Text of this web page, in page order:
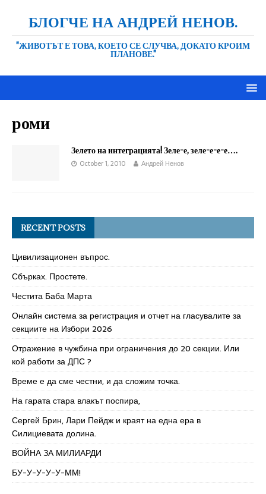
БЛОГЧЕ НА АНДРЕЙ НЕНОВ.
"ЖИВОТЪТ Е ТОВА, КОЕТО СЕ СЛУЧВА, ДОКАТО КРОИМ
ПЛАНОВЕ."
роми
Зелето на интеграцията! Зеле-е, зеле-е-е-е….
October 1, 2010 Андрей Ненов
RECENT POSTS
Цивилизационен въпрос.
Сбърках. Простете.
Честита Баба Марта
Онлайн система за регистрация и отчет на гласувалите за
секциите на Избори 2026
Отражение в чужбина при ограничения до 20 секции. Или
кой работи за ДПС ?
Време е да сме честни, и да сложим точка.
На гарата стара влакът поспира,
Сергей Брин, Лари Пейдж и краят на една ера в
Силициевата долина.
ВОЙНА ЗА МИЛИАРДИ
БУ-У-У-У-У-ММ!